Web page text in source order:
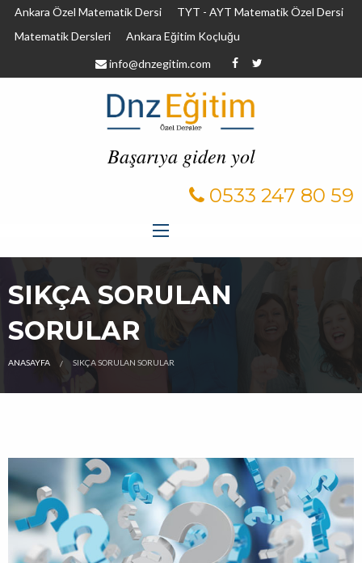
Ankara Özel Matematik Dersi
TYT - AYT Matematik Özel Dersi
Matematik Dersleri
Ankara Eğitim Koçluğu
info@dnzegitim.com
Başarıya giden yol
0533 247 80 59
SIKÇA SORULAN
SORULAR
ANASAYFA SIKÇA SORULAN SORULAR